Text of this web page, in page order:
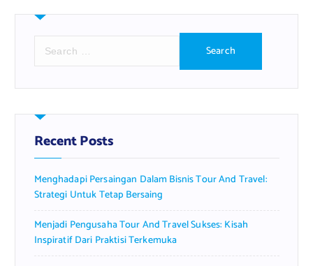
r
h
f
o
:
Recent Posts
Menghadapi Persaingan Dalam Bisnis Tour And Travel:
Strategi Untuk Tetap Bersaing
Menjadi Pengusaha Tour And Travel Sukses: Kisah
Inspiratif Dari Praktisi Terkemuka